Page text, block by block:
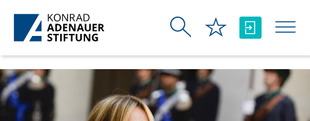
Skip to Main Content